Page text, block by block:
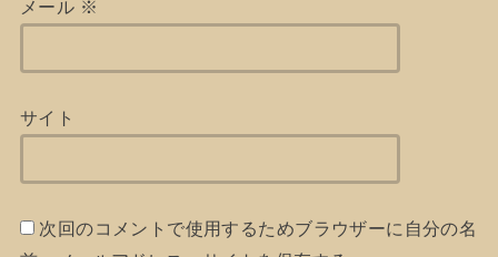
メール ※
サイト
次回のコメントで使用するためブラウザーに自分の名